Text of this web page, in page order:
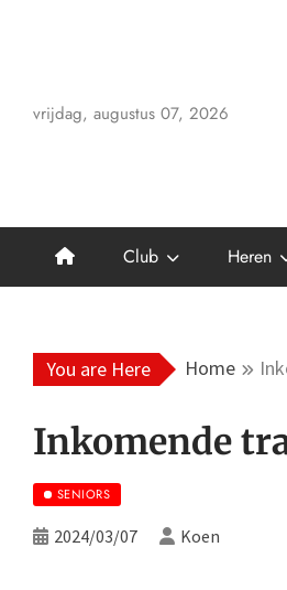
vrijdag, augustus 07, 2026
Club Heren
You are Here Home
Inkomende
SENIORS
2024/03/07 Koen